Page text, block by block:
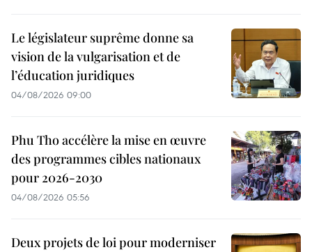
Le législateur suprême donne sa
vision de la vulgarisation et de
l’éducation juridiques
04/08/2026 09:00
Phu Tho accélère la mise en œuvre
des programmes cibles nationaux
pour 2026-2030
04/08/2026 05:56
Deux projets de loi pour moderniser